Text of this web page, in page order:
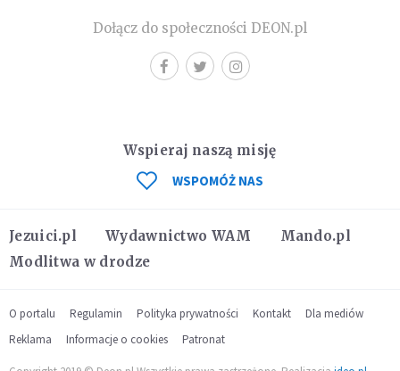
Dołącz do społeczności DEON.pl
Jezuici.pl Wydawnictwo WAM
Mando.pl
Modlitwa w drodze
Wspieraj naszą misję
WSPOMÓŻ NAS
O portalu Regulamin Polityka prywatności Kontakt
Dla mediów
Reklama
Informacje o cookies Patronat